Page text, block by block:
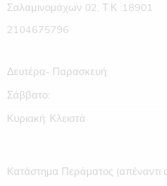
Σαλαμινομάχων 02, Τ.Κ :18901
2104675796
Δευτέρα- Παρασκευή:
Σάββατο:
Κυριακή: Κλειστά
Κατάστημα Περάματος (απέναντι